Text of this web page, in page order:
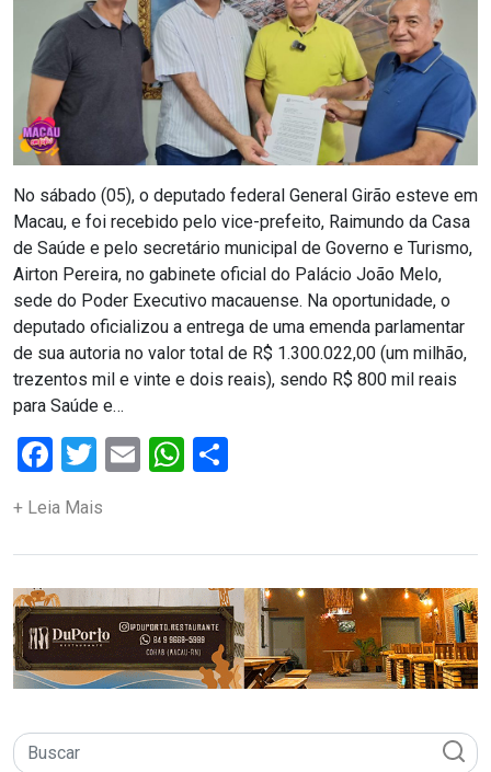
DO
MUNDO
CORO
DE
VIVAS!
CORRIDA
ROSA
CULTURA
PREPARATÓRIO
DEMISSÕES
DESCASO
DESENVOLVIMENTO
ECONÔMICO
DESENVOLVIMENTO
No sábado (05), o deputado federal General Girão esteve em
Macau, e foi recebido pelo vice-prefeito, Raimundo da Casa
de Saúde e pelo secretário municipal de Governo e Turismo,
Airton Pereira, no gabinete oficial do Palácio João Melo,
sede do Poder Executivo macauense. Na oportunidade, o
deputado oficializou a entrega de uma emenda parlamentar
de sua autoria no valor total de R$ 1.300.022,00 (um milhão,
trezentos mil e vinte e dois reais), sendo R$ 800 mil reais
para Saúde e…
Facebook
Twitter
EmailWhatsApp
+ Leia Mais